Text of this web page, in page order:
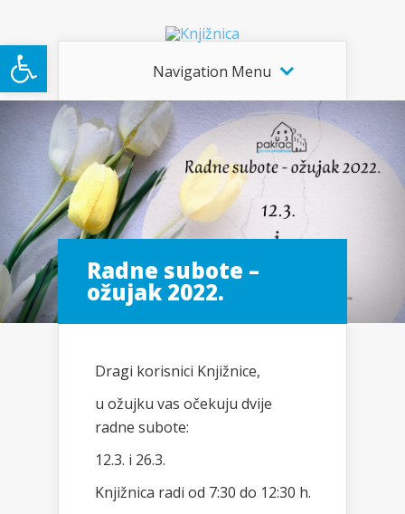
Open toolbar Navigation Menu
Radne subote –
ožujak 2022.
Dragi korisnici Knjižnice,
u ožujku vas očekuju dvije
radne subote:
12.3. i 26.3.
Knjižnica radi od 7:30 do 12:30 h.